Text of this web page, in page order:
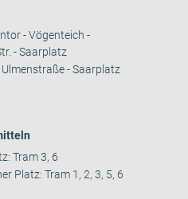
- Vögenteich -
- Saarplatz
- Saarplatz
Tram 3, 6
Platz: Tram 1, 2, 3, 5, 6